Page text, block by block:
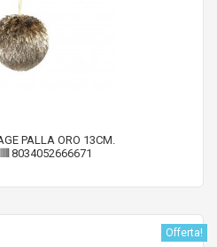
PALLA ORO 13CM.
8034052666671
Offerta!